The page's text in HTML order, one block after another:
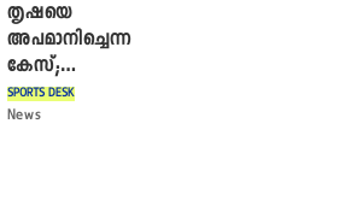
തൃഷയെ
അപമാനിച്ചെന്ന
കേസ്;
ഉദയനിധിയെ
അറസ്റ്റ് ചെയ്തു
SPORTS DESK
News